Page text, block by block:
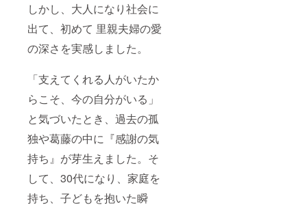
しかし、大人になり社会に
出て、初めて 里親夫婦の愛
の深さを実感しました。
「支えてくれる人がいたか
らこそ、今の自分がいる」
と気づいたとき、過去の孤
独や葛藤の中に『感謝の気
持ち』が芽生えました。そ
して、30代になり、家庭を
持ち、子どもを抱いた瞬